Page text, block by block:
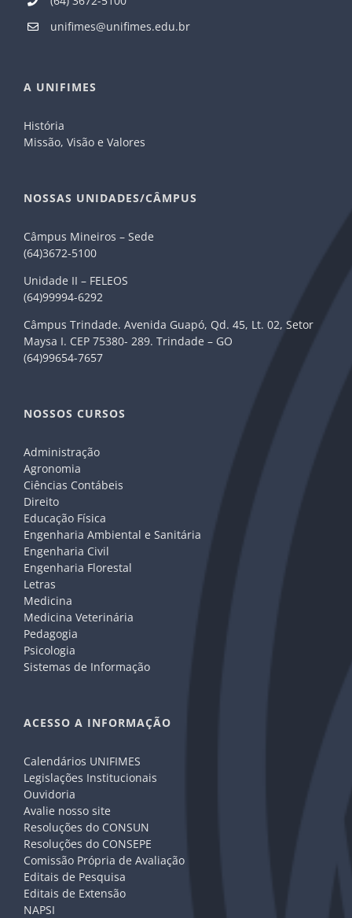
unifimes@unifimes.edu.br
A UNIFIMES
História
Missão, Visão e Valores
NOSSAS UNIDADES/CÂMPUS
Câmpus Mineiros – Sede
(64)3672-5100
Unidade II – FELEOS
(64)99994-6292
Câmpus Trindade. Avenida Guapó, Qd. 45, Lt. 02, Setor
Maysa I. CEP 75380- 289. Trindade – GO
(64)99654-7657
NOSSOS CURSOS
Administração
Agronomia
Ciências Contábeis
Direito
Educação Física
Engenharia Ambiental e Sanitária
Engenharia Civil
Engenharia Florestal
Letras
Medicina
Medicina Veterinária
Pedagogia
Psicologia
Sistemas de Informação
ACESSO A INFORMAÇÃO
Calendários UNIFIMES
Legislações Institucionais
Ouvidoria
Avalie nosso site
Resoluções do CONSUN
Resoluções do CONSEPE
Comissão Própria de Avaliação
Editais de Pesquisa
Editais de Extensão
NAPSI